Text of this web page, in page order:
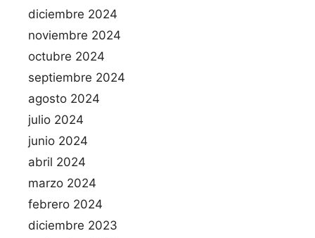
diciembre 2024
noviembre 2024
octubre 2024
septiembre 2024
agosto 2024
julio 2024
junio 2024
abril 2024
marzo 2024
febrero 2024
diciembre 2023